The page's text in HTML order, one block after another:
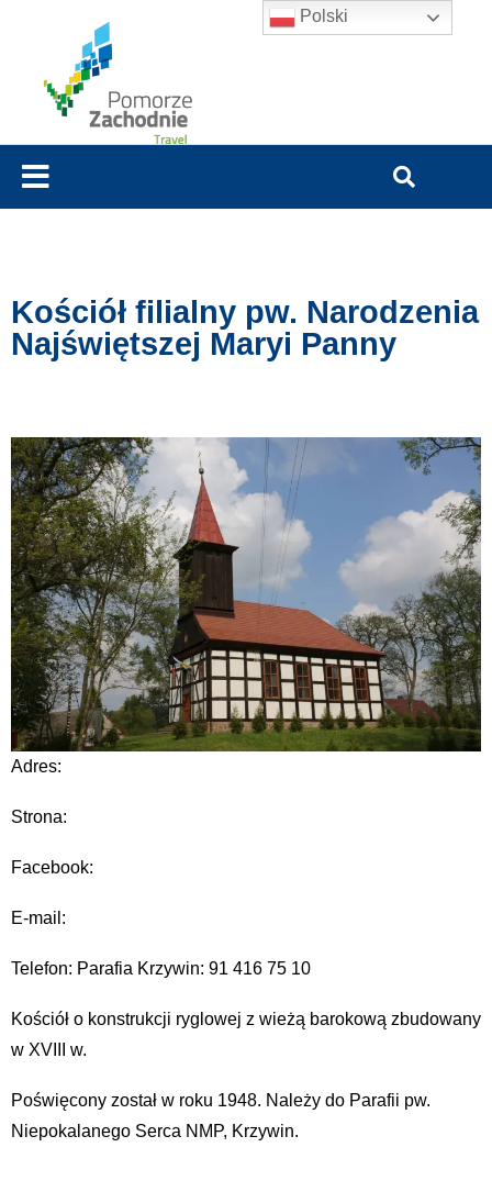
Kościół filialny pw. Narodzenia
Najświętszej Maryi Panny
Adres:
Strona:
Facebook:
E-mail:
Telefon: Parafia Krzywin: 91 416 75 10
Kościół o konstrukcji ryglowej z wieżą barokową zbudowany
w XVIII w.
Poświęcony został w roku 1948. Należy do Parafii pw.
Niepokalanego Serca NMP, Krzywin.
Polski